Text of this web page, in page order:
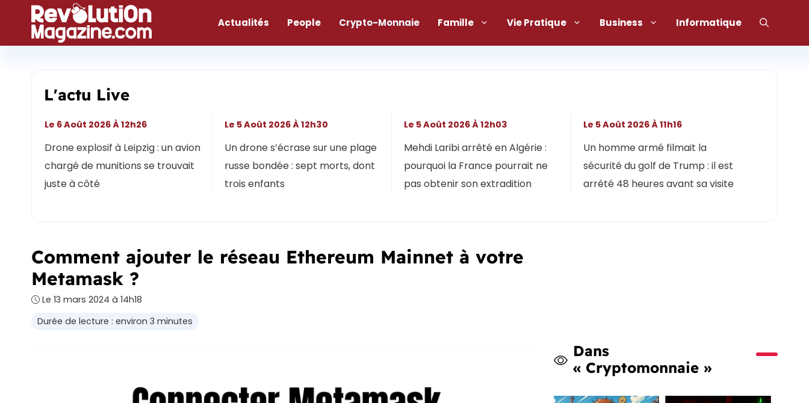
contenu
Actualités People Crypto-Monnaie Famille Vie Pratique Business Informatique
L'actu Live
Drone explosif à Leipzig : un avion
chargé de munitions se trouvait
juste à côté
Le 6 Août 2026 À 12h26
Un drone s’écrase sur une plage
russe bondée : sept morts, dont
trois enfants
Le 5 Août 2026 À 12h30
Mehdi Laribi arrêté en Algérie :
pourquoi la France pourrait ne
pas obtenir son extradition
Le 5 Août 2026 À 12h03
Un homme armé filmait la
sécurité du golf de Trump : il est
arrêté 48 heures avant sa visite
Le 5 Août 2026 À 11h16
Comment ajouter le réseau Ethereum Mainnet à votre
Metamask ?
Le 13 mars 2024 à 14h18
Durée de lecture : environ 3 minutes
Dans
« Cryptomonnaie »